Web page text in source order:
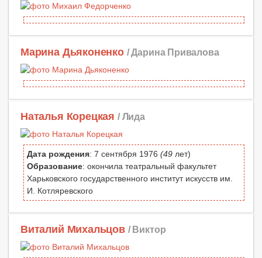
Марина Дьяконенко / Дарина Привалова
Наталья Корецкая / Лида
Дата рождения: 7 сентября 1976 (49 лет)
Образование: окончила театральный факультет
Харьковского государственного институт искусств им.
И. Котляревского
Виталий Михальцов / Виктор